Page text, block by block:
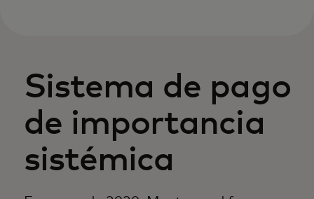
Sistema de pago
de importancia
sistémica